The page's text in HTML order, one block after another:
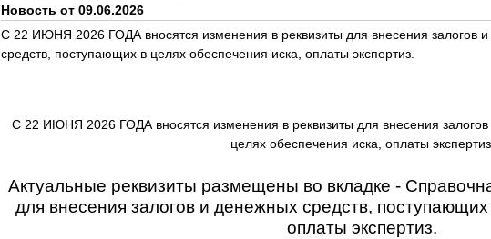
Новость от 09.06.2026
С 22 ИЮНЯ 2026 ГОДА вносятся изменения в реквизиты для внесения залогов
средств, поступающих в целях обеспечения иска, оплаты экспертиз.
С 22 ИЮНЯ 2026 ГОДА вносятся изменения в реквизиты для внесения
целях обеспечения иска, оплаты экспертиз.
Актуальные реквизиты размещены во вкладке -
для внесения залогов и денежных средств,
оплаты экспертиз.